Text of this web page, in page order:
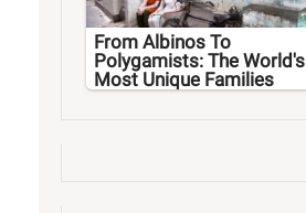
From Albinos To
Polygamists: The World's
Most Unique Families